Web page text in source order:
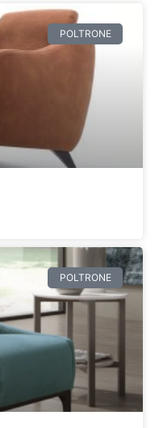
POLTRONE
POLTRONE